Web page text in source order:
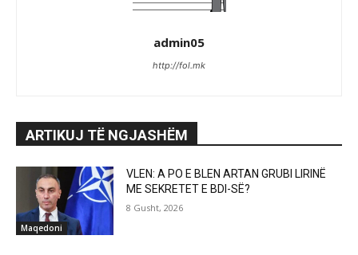
admin05
http://fol.mk
ARTIKUJ TË NGJASHËM
Maqedoni
VLEN: A PO E BLEN ARTAN GRUBI LIRINË
ME SEKRETET E BDI-SË?
8 Gusht, 2026